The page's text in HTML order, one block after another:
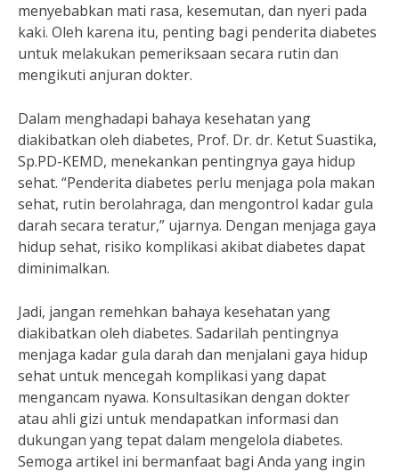
menyebabkan mati rasa, kesemutan, dan nyeri pada
kaki. Oleh karena itu, penting bagi penderita diabetes
untuk melakukan pemeriksaan secara rutin dan
mengikuti anjuran dokter.
Dalam menghadapi bahaya kesehatan yang
diakibatkan oleh diabetes, Prof. Dr. dr. Ketut Suastika,
Sp.PD-KEMD, menekankan pentingnya gaya hidup
sehat. “Penderita diabetes perlu menjaga pola makan
sehat, rutin berolahraga, dan mengontrol kadar gula
darah secara teratur,” ujarnya. Dengan menjaga gaya
hidup sehat, risiko komplikasi akibat diabetes dapat
diminimalkan.
Jadi, jangan remehkan bahaya kesehatan yang
diakibatkan oleh diabetes. Sadarilah pentingnya
menjaga kadar gula darah dan menjalani gaya hidup
sehat untuk mencegah komplikasi yang dapat
mengancam nyawa. Konsultasikan dengan dokter
atau ahli gizi untuk mendapatkan informasi dan
dukungan yang tepat dalam mengelola diabetes.
Semoga artikel ini bermanfaat bagi Anda yang ingin